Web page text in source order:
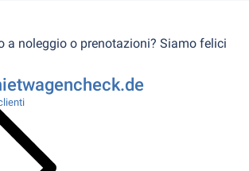
a noleggio o prenotazioni? Siamo felici